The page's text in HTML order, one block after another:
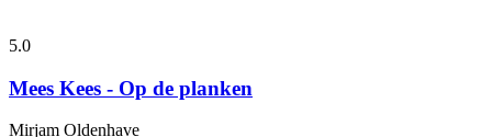
5.0
Mees Kees - Op de planken
Mirjam Oldenhave